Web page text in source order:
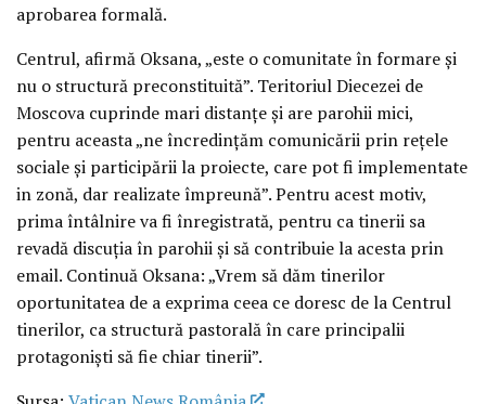
aprobarea formală.
Centrul, afirmă Oksana, „este o comunitate în formare și
nu o structură preconstituită”. Teritoriul Diecezei de
Moscova cuprinde mari distanțe și are parohii mici,
pentru aceasta „ne încredințăm comunicării prin rețele
sociale și participării la proiecte, care pot fi implementate
in zonă, dar realizate împreună”. Pentru acest motiv,
prima întâlnire va fi înregistrată, pentru ca tinerii sa
revadă discuția în parohii și să contribuie la acesta prin
email. Continuă Oksana: „Vrem să dăm tinerilor
oportunitatea de a exprima ceea ce doresc de la Centrul
tinerilor, ca structură pastorală în care principalii
protagoniști să fie chiar tinerii”.